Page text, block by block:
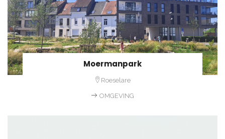
Moermanpark
Roeselare
OMGEVING